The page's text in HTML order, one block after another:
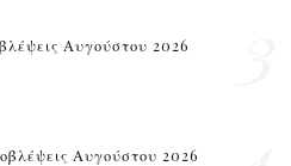
Αυγούστου 2026
Αυγούστου 2026